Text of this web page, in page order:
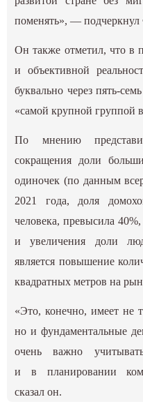
поменять», —
Он также отметил, что в
и объективной
буквально через пять-
«самой крупной группой
По мнению
сокращения доли
одиночек (по данным
2021 года, доля
человека, превысила
и увеличения доли
является повышение
квадратных метров на
«Это, конечно, имеет не
но и фундаментальные
очень важно
и в планировании
сказал он.